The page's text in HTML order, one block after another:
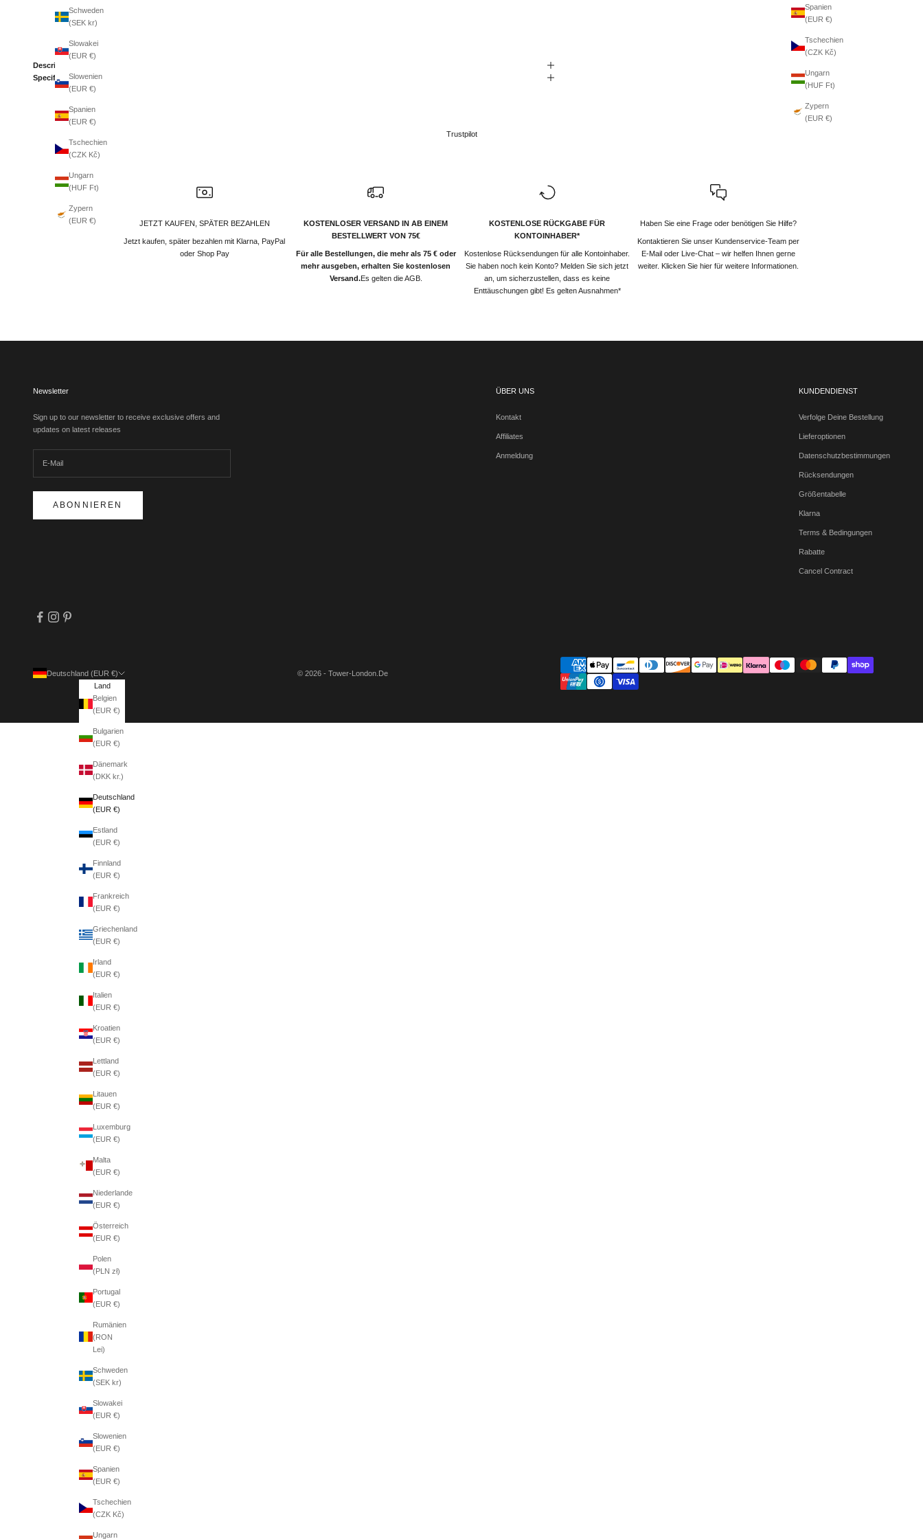
Spanien
(EUR €)
Tschechien
(CZK Kč)
Ungarn
(HUF Ft)
Zypern
(EUR €)
Schweden
(SEK kr)
Slowakei
(EUR €)
Slowenien
(EUR €)
Spanien
(EUR €)
Tschechien
(CZK Kč)
Ungarn
(HUF Ft)
Zypern
(EUR €)
Description
Specifications
Trustpilot
JETZT KAUFEN, SPÄTER BEZAHLEN
Jetzt kaufen, später bezahlen mit Klarna, PayPal
oder Shop Pay
KOSTENLOSER VERSAND IN AB EINEM
BESTELLWERT VON 75€
Für alle Bestellungen, die mehr als 75 € oder
mehr ausgeben, erhalten Sie kostenlosen
Versand.Es gelten die AGB.
KOSTENLOSE RÜCKGABE FÜR
KONTOINHABER*
Kostenlose Rücksendungen für alle Kontoinhaber.
Sie haben noch kein Konto? Melden Sie sich jetzt
an, um sicherzustellen, dass es keine
Enttäuschungen gibt! Es gelten Ausnahmen*
Haben Sie eine Frage oder benötigen Sie Hilfe?
Kontaktieren Sie unser Kundenservice-Team per
E-Mail oder Live-Chat – wir helfen Ihnen gerne
weiter. Klicken Sie hier für weitere Informationen.
Newsletter
Sign up to our newsletter to receive exclusive offers and
updates on latest releases
ABONNIEREN
ÜBER UNS
Kontakt
Affiliates
Anmeldung
KUNDENDIENST
Verfolge Deine Bestellung
Lieferoptionen
Datenschutzbestimmungen
Rücksendungen
Größentabelle
Klarna
Terms & Bedingungen
Rabatte
Cancel Contract
Deutschland (EUR €)
Land
Belgien
(EUR €)
Bulgarien
(EUR €)
Dänemark
(DKK kr.)
Deutschland
(EUR €)
Estland
(EUR €)
Finnland
(EUR €)
Frankreich
(EUR €)
Griechenland
(EUR €)
Irland
(EUR €)
Italien
(EUR €)
Kroatien
(EUR €)
Lettland
(EUR €)
Litauen
(EUR €)
Luxemburg
(EUR €)
Malta
(EUR €)
Niederlande
(EUR €)
Österreich
(EUR €)
Polen
(PLN zł)
Portugal
(EUR €)
Rumänien
(RON
Lei)
Schweden
(SEK kr)
Slowakei
(EUR €)
Slowenien
(EUR €)
Spanien
(EUR €)
Tschechien
(CZK Kč)
Ungarn
© 2026 - Tower-London.De